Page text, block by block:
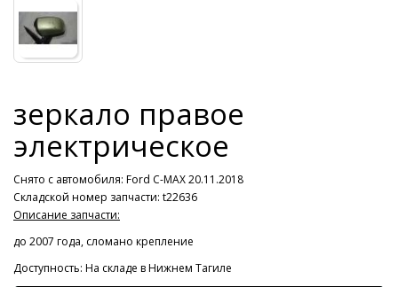
зеркало правое
электрическое
Снято с автомобиля: Ford C-MAX 20.11.2018
Складской номер запчасти: t22636
Описание запчасти:
до 2007 года, сломано крепление
Доступность: На складе в Нижнем Тагиле